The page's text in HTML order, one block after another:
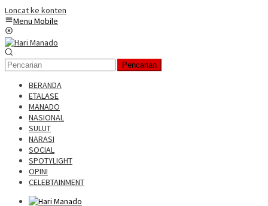
Loncat ke konten
Menu Mobile
Pencarian
BERANDA
ETALASE
MANADO
NASIONAL
SULUT
NARASI
SOCIAL
SPOTYLIGHT
OPINI
CELEBTAINMENT